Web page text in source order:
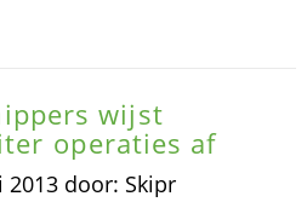
wijst
operaties af
door: Skipr